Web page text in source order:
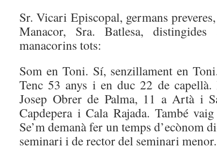
Sr. Vicari Episcopal, germans
Manacor, Sra. Batlesa, distingides
manacorins tots:
Som en Toni. Sí, senzillament en
Tenc 53 anys i en duc 22 de
Josep Obrer de Palma, 11 a Artà i
Capdepera i Cala Rajada. També
Se’m demanà fer un temps d’ecònom
seminari i de rector del seminari menor.